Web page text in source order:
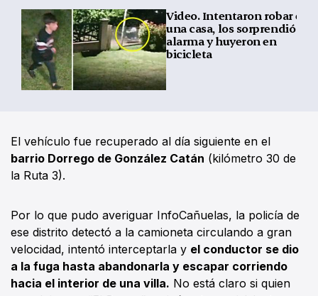
Video. Intentaron robar en
una casa, los sorprendió la
alarma y huyeron en
bicicleta
El vehículo fue recuperado al día siguiente en el
barrio Dorrego de González Catán (kilómetro 30 de
la Ruta 3).
Por lo que pudo averiguar InfoCañuelas, la policía de
ese distrito detectó a la camioneta circulando a gran
velocidad, intentó interceptarla y el conductor se dio
a la fuga hasta abandonarla y escapar corriendo
hacia el interior de una villa. No está claro si quien